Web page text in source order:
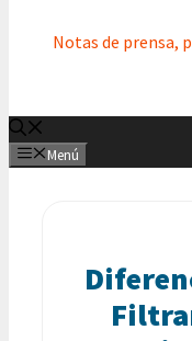
Notas de prensa,
Menú